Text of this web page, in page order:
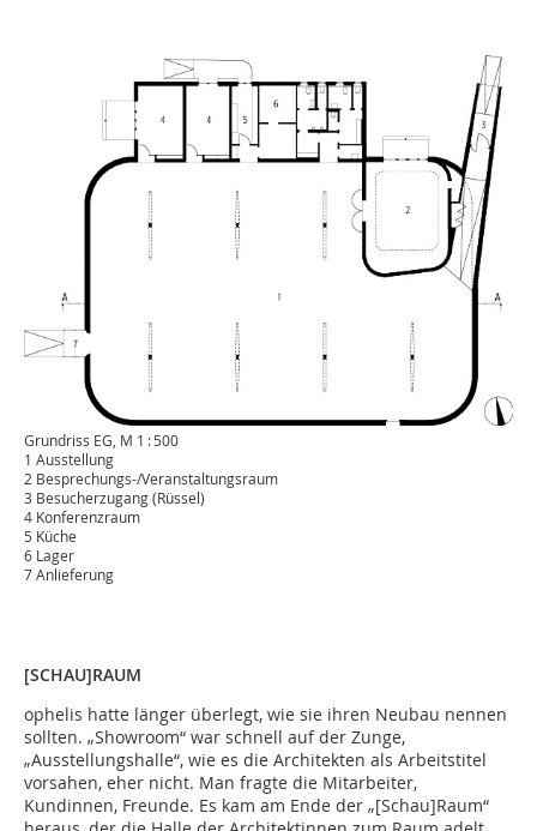
Grundriss EG, M 1 : 500
1 Ausstellung
2 Besprechungs-/Veranstaltungsraum
3 Besucherzugang (Rüssel)
4 Konferenzraum
5 Küche
6 Lager
7 Anlieferung
[SCHAU]RAUM
ophelis hatte länger überlegt, wie sie ihren Neubau nennen
sollten. „Showroom“ war schnell auf der Zunge,
„Ausstellungshalle“, wie es die Architekten als Arbeitstitel
vorsahen, eher nicht. Man fragte die Mitarbeiter,
Kundinnen, Freunde. Es kam am Ende der „[Schau]Raum“